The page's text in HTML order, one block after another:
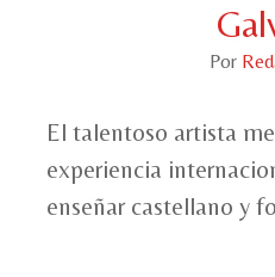
Por
El talentoso artista
experiencia
enseñar castellano y